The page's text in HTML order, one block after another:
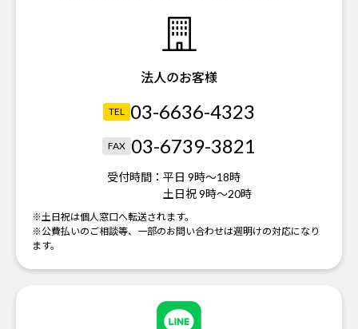
法人のお客様
TEL 03-6636-4323
FAX 03-6739-3821
受付時間： 平日 9時～18時
土日祝 9時～20時
※土日祝は個人窓口へ転送されます。
※公費払いのご相談等、一部のお問い合わせは週明けの対応になり
ます。